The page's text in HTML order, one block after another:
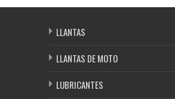
LLANTAS
LLANTAS DE MOTO
LUBRICANTES